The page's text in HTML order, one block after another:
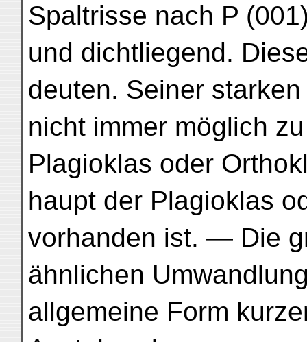
Spaltrisse nach P
und dichtliegend.
deuten. Seiner
nicht immer möglich
Plagioklas oder
haupt der Plagioklas
vorhanden ist. — Die
ähnlichen
allgemeine Form